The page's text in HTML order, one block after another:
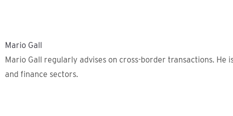
Mario Gall
Mario Gall regularly advises on cross-border transactions. He
and finance sectors.